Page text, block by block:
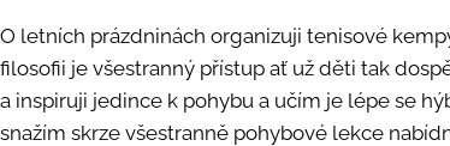
O letních prázdninách organizuji tenisové
filosofii je všestranný přístup ať už děti tak
a inspiruji jedince k pohybu a učím je lépe se
snažím skrze všestranně pohybové lekce